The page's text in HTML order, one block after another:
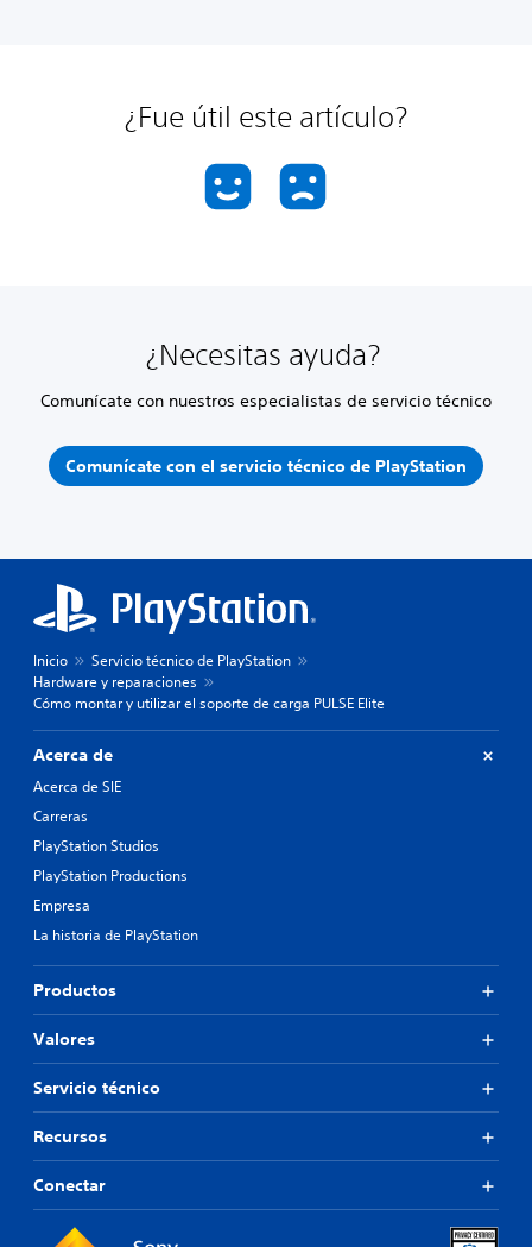
¿Fue útil este artículo?
¿Necesitas ayuda?
Comunícate con nuestros especialistas de servicio técnico
Comunícate con el servicio técnico de PlayStation
Inicio
Servicio técnico de PlayStation
Hardware y reparaciones
Cómo montar y utilizar el soporte de carga PULSE Elite
Acerca de
Acerca de SIE
Carreras
PlayStation Studios
PlayStation Productions
Empresa
La historia de PlayStation
Productos
Valores
Servicio técnico
Recursos
Conectar